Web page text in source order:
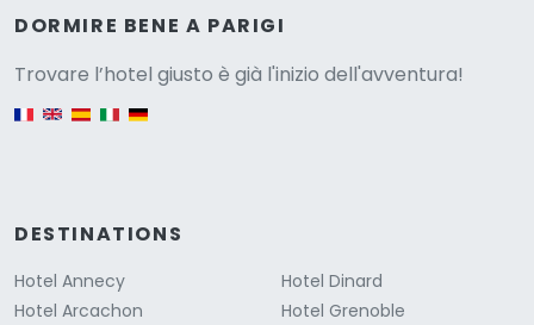
DORMIRE BENE A PARIGI
Trovare l’hotel giusto è già l'inizio dell'avventura!
English version
DESTINATIONS
Hotel Annecy
Hotel Arcachon
Hotel Dinard
Hotel Grenoble